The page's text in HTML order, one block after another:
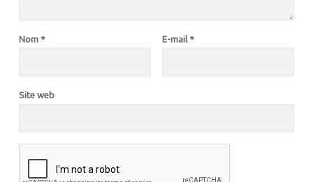
Nom * E-mail *
Site web